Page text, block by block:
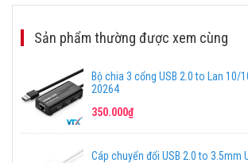
Sản phẩm thường được xem cùng
Bộ chia 3 cổng USB 2.0 to Lan 10/
20264
350.000₫
Cáp chuyển đổi USB 2.0 to 3.5mm